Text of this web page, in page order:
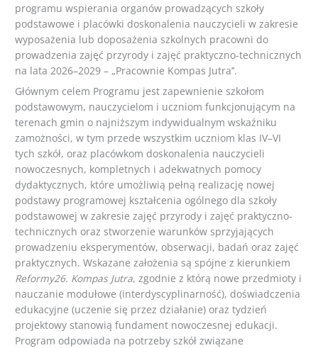
programu wspierania organów prowadzących szkoły
podstawowe i placówki doskonalenia nauczycieli w zakresie
wyposażenia lub doposażenia szkolnych pracowni do
prowadzenia zajęć przyrody i zajęć praktyczno-technicznych
na lata 2026–2029 – „Pracownie Kompas Jutra’’.
Głównym celem Programu jest zapewnienie szkołom
podstawowym, nauczycielom i uczniom funkcjonującym na
terenach gmin o najniższym indywidualnym wskaźniku
zamożności, w tym przede wszystkim uczniom klas IV–VI
tych szkół, oraz placówkom doskonalenia nauczycieli
nowoczesnych, kompletnych i adekwatnych pomocy
dydaktycznych, które umożliwią pełną realizację nowej
podstawy programowej kształcenia ogólnego dla szkoły
podstawowej w zakresie zajęć przyrody i zajęć praktyczno-
technicznych oraz stworzenie warunków sprzyjających
prowadzeniu eksperymentów, obserwacji, badań oraz zajęć
praktycznych. Wskazane założenia są spójne z kierunkiem
Reformy26. Kompas Jutra, zgodnie z którą nowe przedmioty i
nauczanie modułowe (interdyscyplinarność), doświadczenia
edukacyjne (uczenie się przez działanie) oraz tydzień
projektowy stanowią fundament nowoczesnej edukacji.
Program odpowiada na potrzeby szkół związane